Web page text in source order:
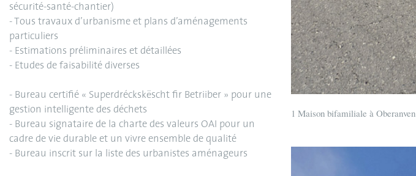
sécurité-santé-chantier)
- Tous travaux d’urbanisme et plans d’aménagements
particuliers
- Estimations préliminaires et détaillées
- Etudes de faisabilité diverses
- Bureau certifié « Superdréckskëscht fir Betriiber » pour une
gestion intelligente des déchets
- Bureau signataire de la charte des valeurs OAI pour un
cadre de vie durable et un vivre ensemble de qualité
- Bureau inscrit sur la liste des urbanistes aménageurs
1 Maison bifamiliale à Oberanven